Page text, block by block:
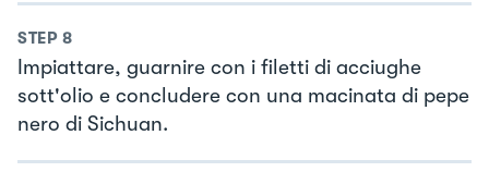
STEP 8
Impiattare, guarnire con i filetti di acciughe
sott'olio e concludere con una macinata di pepe
nero di Sichuan.